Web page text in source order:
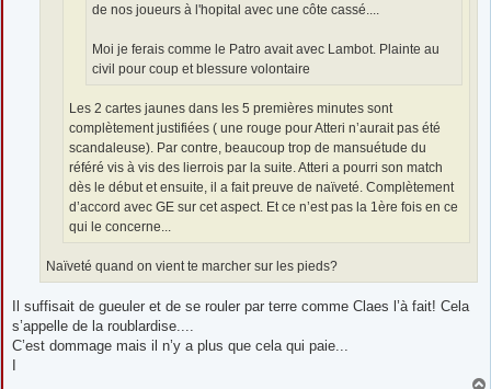
de nos joueurs à l'hopital avec une côte cassé....
Moi je ferais comme le Patro avait avec Lambot. Plainte au
civil pour coup et blessure volontaire
Les 2 cartes jaunes dans les 5 premières minutes sont
complètement justifiées ( une rouge pour Atteri n’aurait pas été
scandaleuse). Par contre, beaucoup trop de mansuétude du
référé vis à vis des lierrois par la suite. Atteri a pourri son match
dès le début et ensuite, il a fait preuve de naïveté. Complètement
d’accord avec GE sur cet aspect. Et ce n’est pas la 1ère fois en ce
qui le concerne...
Naïveté quand on vient te marcher sur les pieds?
Il suffisait de gueuler et de se rouler par terre comme Claes l’à fait! Cela
s’appelle de la roublardise....
C’est dommage mais il n’y a plus que cela qui paie...
I